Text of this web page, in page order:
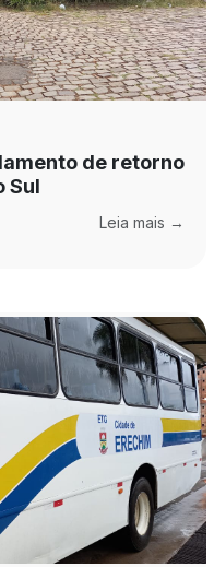
de retorno
Sul
Leia mais →